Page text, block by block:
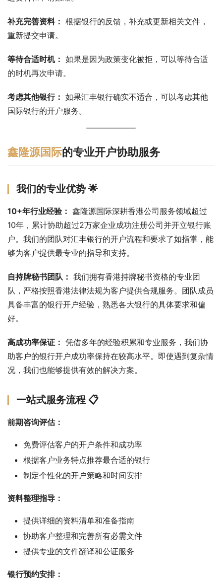
补充完善资料： 根据银行的反馈，补充或更新相关文件，
重新提交申请。
等待合适时机： 如果是因为政策变化被拒，可以等待合适
的时机再次申请。
考虑其他银行： 如果汇丰银行确实不适合，可以考虑其他
国际银行的开户服务。
鑫隆源国际的专业开户协助服务
我们的专业优势 🌟
10+年行业经验： 鑫隆源国际深耕香港公司服务领域超过
10年，累计协助超过2万家企业成功注册公司并开立银行账
户。我们的团队对汇丰银行的开户流程和要求了如指掌，能
够为客户提供最专业的指导和支持。
自持牌秘书团队： 我们拥有香港持牌秘书资格的专业团
队，严格按照香港法律法规为客户提供合规服务。团队成员
具备丰富的银行开户经验，熟悉各大银行的具体要求和偏
好。
高成功率保证： 凭借多年的经验积累和专业服务，我们协
助客户的银行开户成功率保持在较高水平。即使遇到复杂情
况，我们也能够提供有效的解决方案。
一站式服务流程 📋
前期咨询评估：
免费评估客户的开户条件和成功率
根据客户业务特点推荐最合适的银行
制定个性化的开户策略和时间安排
资料整理指导：
提供详细的资料清单和准备指南
协助客户整理和完善所有必需文件
提供专业的文件翻译和公证服务
银行预约安排：